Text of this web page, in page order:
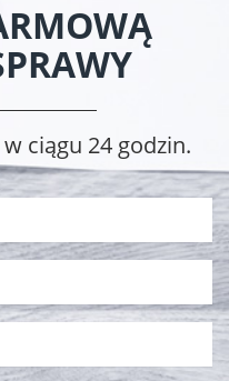
ciągu 24 godzin.